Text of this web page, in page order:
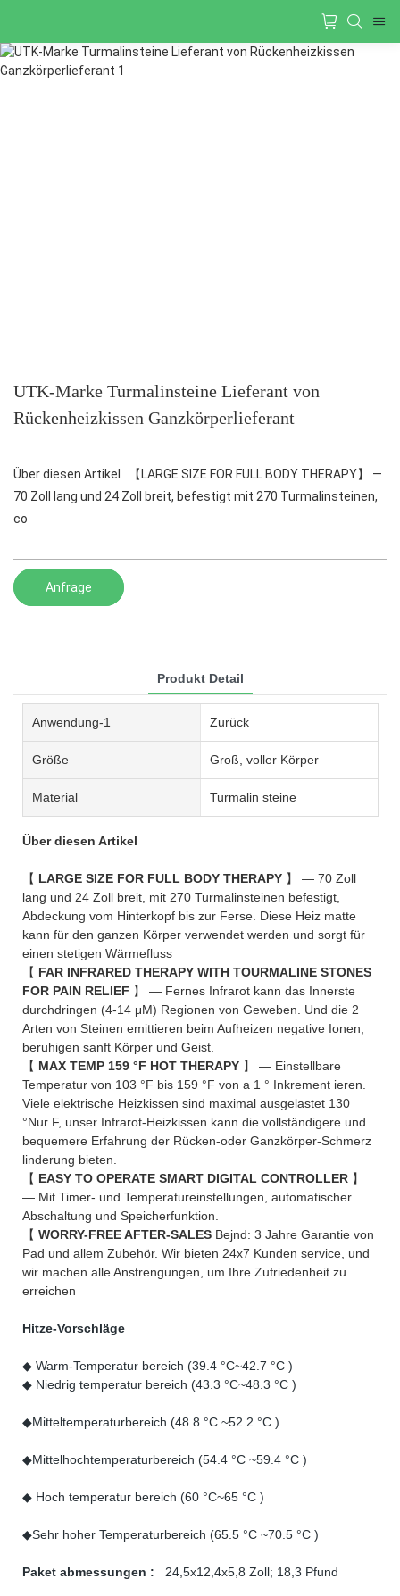
UTK-Marke Turmalinsteine ​​Lieferant von
Rückenheizkissen Ganzkörperlieferant
Über diesen Artikel 【LARGE SIZE FOR FULL BODY THERAPY】 —
70 Zoll lang und 24 Zoll breit, befestigt mit 270 Turmalinsteinen,
co
Anfrage
Produkt Detail
Anwendung-1 Zurück
Größe Groß, voller Körper
Material Turmalin steine
Über diesen Artikel
【 LARGE SIZE FOR FULL BODY THERAPY 】 — 70 Zoll
lang und 24 Zoll breit, mit 270 Turmalinsteinen befestigt,
Abdeckung vom Hinterkopf bis zur Ferse. Diese Heiz matte
kann für den ganzen Körper verwendet werden und sorgt für
einen stetigen Wärmefluss
【 FAR INFRARED THERAPY WITH TOURMALINE STONES
FOR PAIN RELIEF 】 — Fernes Infrarot kann das Innerste
durchdringen (4-14 μM) Regionen von Geweben. Und die 2
Arten von Steinen emittieren beim Aufheizen negative Ionen,
beruhigen sanft Körper und Geist.
【 MAX TEMP 159 °F HOT THERAPY 】 — Einstellbare
Temperatur von 103 °F bis 159 °F von a 1 ° Inkrement ieren.
Viele elektrische Heizkissen sind maximal ausgelastet 130
°Nur F, unser Infrarot-Heizkissen kann die vollständigere und
bequemere Erfahrung der Rücken-oder Ganzkörper-Schmerz
linderung bieten.
【 EASY TO OPERATE SMART DIGITAL CONTROLLER 】
— Mit Timer- und Temperatureinstellungen, automatischer
Abschaltung und Speicherfunktion.
【 WORRY-FREE AFTER-SALES Bejnd: 3 Jahre Garantie von
Pad und allem Zubehör. Wir bieten 24x7 Kunden service, und
wir machen alle Anstrengungen, um Ihre Zufriedenheit zu
erreichen
Hitze-Vorschläge
◆ Warm-Temperatur bereich (39.4 °C~42.7 °C )
◆ Niedrig temperatur bereich (43.3 °C~48.3 °C )
◆Mitteltemperaturbereich (48.8 °C ~52.2 °C )
◆Mittelhochtemperaturbereich (54.4 °C ~59.4 °C )
◆ Hoch temperatur bereich (60 °C~65 °C )
◆Sehr hoher Temperaturbereich (65.5 °C ~70.5 °C )
Paket abmessungen : 24,5x12,4x5,8 Zoll; 18,3 Pfund